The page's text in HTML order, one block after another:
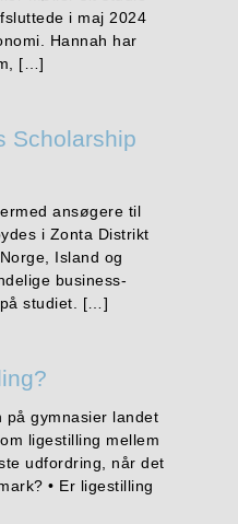
i maj 2024
Hannah har
[…]
Scholarship
ansøgere til
i Zonta Distrikt
Island og
business-
studiet. […]
på gymnasier landet
ligestilling mellem
udfordring, når det
• Er ligestilling